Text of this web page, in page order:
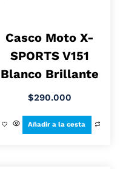
Casco Moto X-
SPORTS V151
Blanco Brillante
$290.000
Añadir a la cesta